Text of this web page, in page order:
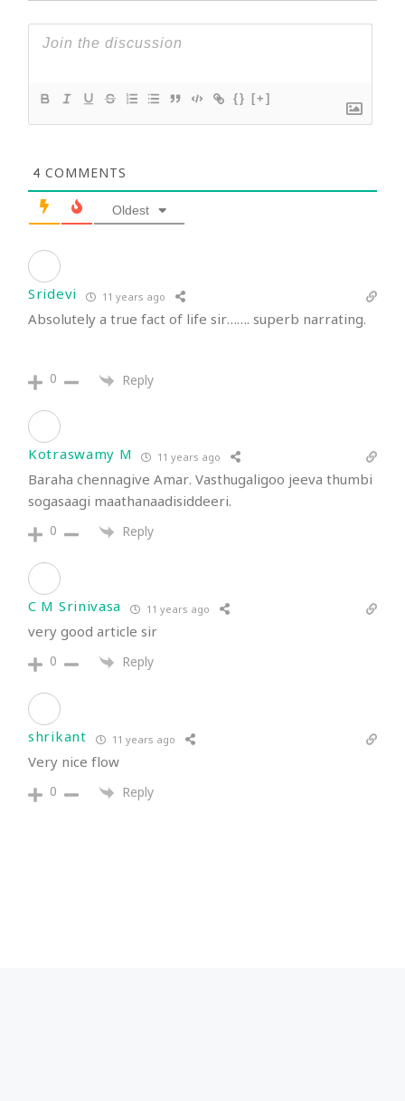
{} [+]
4 COMMENTS
Oldest
Sridevi 11 years ago
Absolutely a true fact of life sir……. superb narrating.
0 Reply
Kotraswamy M 11 years ago
Baraha chennagive Amar. Vasthugaligoo jeeva thumbi
sogasaagi maathanaadisiddeeri.
0 Reply
C M Srinivasa 11 years ago
very good article sir
0 Reply
shrikant 11 years ago
Very nice flow
0 Reply